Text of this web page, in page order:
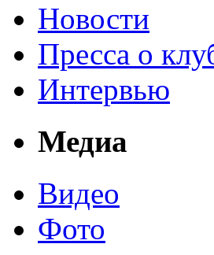
Новости
Пресса о
Интервью
Медиа
Видео
Фото